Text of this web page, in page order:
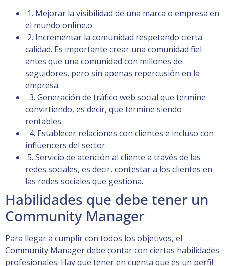
1. Mejorar la visibilidad de una marca o empresa en
el mundo online.o
2. Incrementar la comunidad respetando cierta
calidad. Es importante crear una comunidad fiel
antes que una comunidad con millones de
seguidores, pero sin apenas repercusión en la
empresa.
3. Generación de tráfico web social que termine
convirtiendo, es decir, que termine siendo
rentables.
4. Establecer relaciones con clientes e incluso con
influencers del sector.
5. Servicio de atención al cliente a través de las
redes sociales, es decir, contestar a los clientes en
las redes sociales que gestiona.
Habilidades que debe tener un
Community Manager
Para llegar a cumplir con todos los objetivos, el
Community Manager debe contar con ciertas habilidades
profesionales. Hay que tener en cuenta que es un perfil